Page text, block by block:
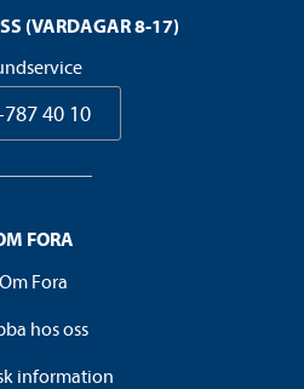
(VARDAGAR 8-17)
40 10
FORA
Om Fora
hos oss
information